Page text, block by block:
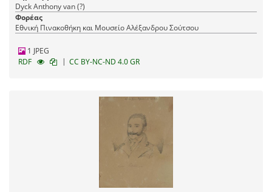
Dyck Anthony van (?)
Φορέας
Εθνική Πινακοθήκη και Μουσείο Αλέξανδρου Σούτσου
1 JPEG
RDF
| CC BY-NC-ND 4.0 GR